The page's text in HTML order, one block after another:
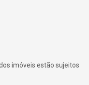
imóveis estão sujeitos